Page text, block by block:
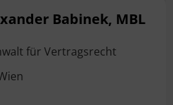
Babinek, MBL
für Vertragsrecht